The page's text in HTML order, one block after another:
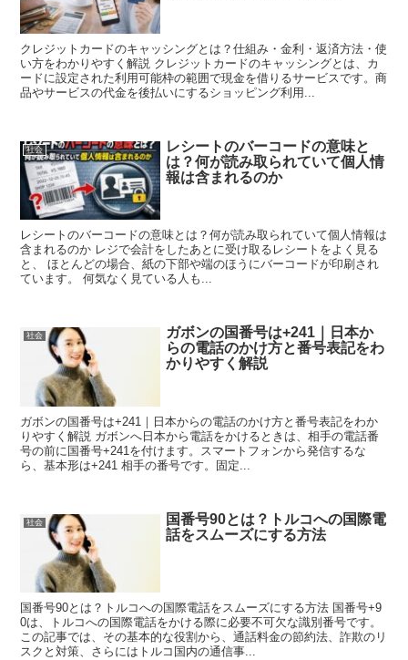
クレジットカードのキャッシングとは？仕組み・金利・返済方法・使
い方をわかりやすく解説 クレジットカードのキャッシングとは、カ
ードに設定された利用可能枠の範囲で現金を借りるサービスです。商
品やサービスの代金を後払いにするショッピング利用...
社会
レシートのバーコードの意味と
は？何が読み取られていて個人情
報は含まれるのか
レシートのバーコードの意味とは？何が読み取られていて個人情報は
含まれるのか レジで会計をしたあとに受け取るレシートをよく見る
と、 ほとんどの場合、紙の下部や端のほうにバーコードが印刷され
ています。 何気なく見ている人も...
社会
ガボンの国番号は+241｜日本か
らの電話のかけ方と番号表記をわ
かりやすく解説
ガボンの国番号は+241｜日本からの電話のかけ方と番号表記をわか
りやすく解説 ガボンへ日本から電話をかけるときは、相手の電話番
号の前に国番号+241を付けます。スマートフォンから発信するな
ら、基本形は+241 相手の番号です。固定...
社会
国番号90とは？トルコへの国際電
話をスムーズにする方法
国番号90とは？トルコへの国際電話をスムーズにする方法 国番号+9
0は、トルコへの国際電話をかける際に必要不可欠な識別番号です。
この記事では、その基本的な役割から、通話料金の節約法、詐欺のリ
スクと対策、さらにはトルコ国内の通信事...